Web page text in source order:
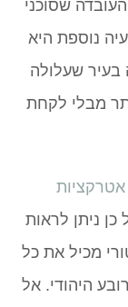
שסוכני
נוספת היא
בעיר שעלולה
מבלי לקחת
אטרקציות
כן ניתן לראות
מכיל את כל
היהודי. אל